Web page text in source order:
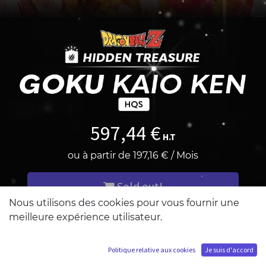
597,44 € H.T
ou à partir de 197,16 € / Mois
Sold out!
M'ajouter à la liste d'attente
Nous utilisons des cookies pour vous fournir une
meilleure expérience utilisateur.
Politique relative aux cookies Je suis d'accord